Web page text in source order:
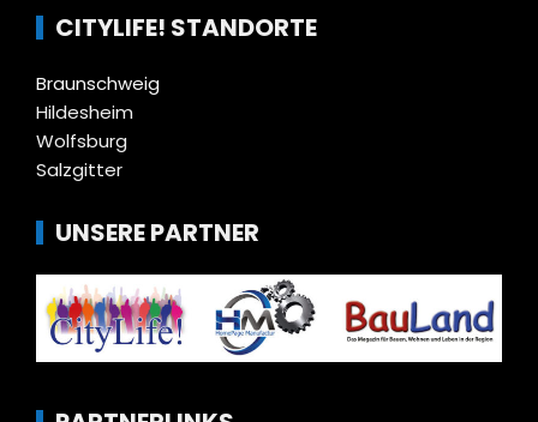
CITYLIFE! STANDORTE
Braunschweig
Hildesheim
Wolfsburg
Salzgitter
UNSERE PARTNER